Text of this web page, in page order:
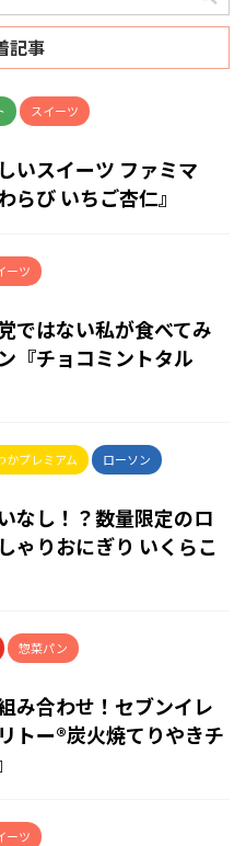
記事
スイーツ
いスイーツ ファミマ
らび いちご杏仁』
ーツ
ではない私が食べてみ
『チョコミントタル
かプレミアム ローソン
なし！？数量限定のロ
ゃりおにぎり いくらこ
惣菜パン
み合わせ！セブンイレ
トー®炭火焼てりやきチ
ーツ